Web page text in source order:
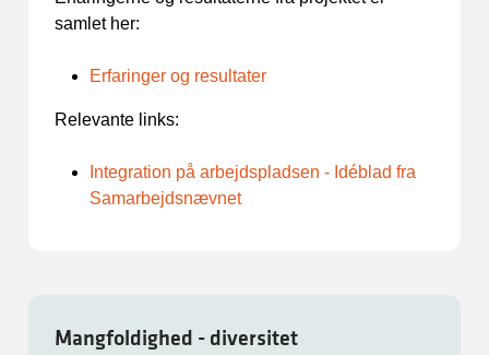
Mangfoldighed - diversitet
samlet her:
Erfaringer og resultater
Relevante links:
Integration på arbejdspladsen - Idéblad fra
Samarbejdsnævnet